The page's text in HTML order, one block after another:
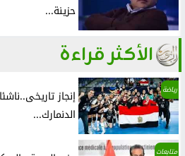
حزينة...
الأكثر قراءة
رياضة
إنجاز
الدنمارك...
متابعات